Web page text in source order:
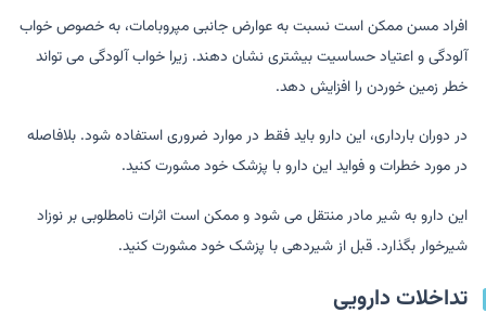
افراد مسن ممکن است نسبت به عوارض جانبی مپروبامات، به خصوص خواب
آلودگی و اعتیاد حساسیت بیشتری نشان دهند. زیرا خواب آلودگی می تواند
خطر زمین خوردن را افزایش دهد.
در دوران بارداری، این دارو باید فقط در موارد ضروری استفاده شود. بلافاصله
در مورد خطرات و فواید این دارو با پزشک خود مشورت کنید.
این دارو به شیر مادر منتقل می شود و ممکن است اثرات نامطلوبی بر نوزاد
شیرخوار بگذارد. قبل از شیردهی با پزشک خود مشورت کنید.
تداخلات دارویی